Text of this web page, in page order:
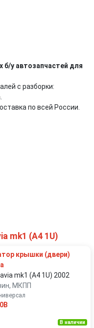
б/у автозапчастей для
с разборки:
по всей России.
mk1 (A4 1U)
крышки (двери)
mk1 (A4 1U) 2002
МКПП
В наличии